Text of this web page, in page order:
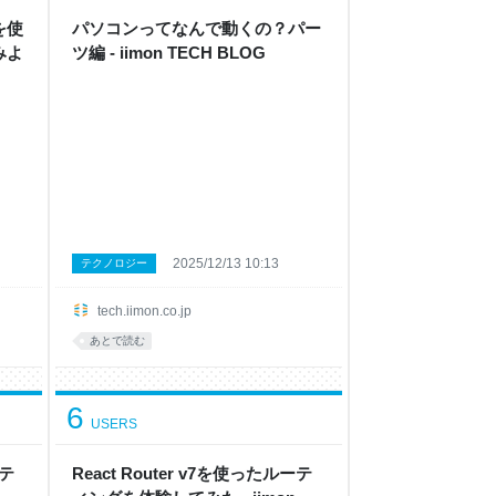
使
よ
パソコンってなんで動くの？パー
ツ編 - iimon TECH BLOG
tech.iimon.co.jp
テクノロジー 2025/12/13 10:13
あとで読む
React Router v7を使ったルーテ
6 USERS